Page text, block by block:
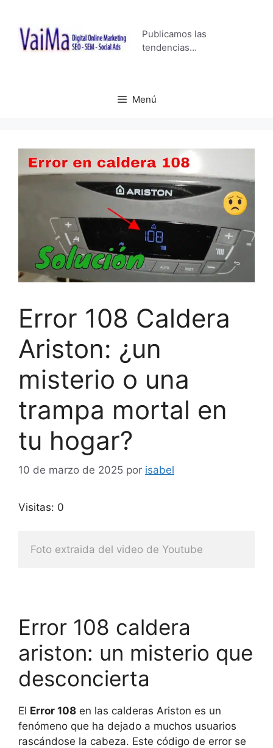
contenido
Publicamos las
tendencias…
Menú
Error 108 Caldera
Ariston: ¿un
misterio o una
trampa mortal en
tu hogar?
10 de marzo de 2025 por isabel
Visitas: 0
Foto extraida del video de Youtube
Error 108 caldera
ariston: un misterio que
desconcierta
El Error 108 en las calderas Ariston es un
fenómeno que ha dejado a muchos usuarios
rascándose la cabeza. Este código de error se